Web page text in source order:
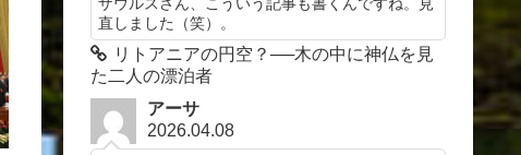
直しました（笑）。
リトアニアの円空？──木の中に神仏を見
た二人の漂泊者
アーサ
2026.04.08